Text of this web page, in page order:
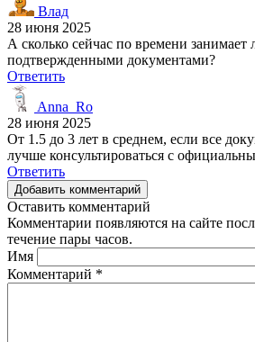
Влад
28 июня 2025
А сколько сейчас по времени занимает
подтвержденными документами?
Ответить
Anna_Ro
28 июня 2025
От 1.5 до 3 лет в среднем, если все
лучше консультироваться с
Ответить
Добавить комментарий
Оставить комментарий
Комментарии появляются на сайте
течение пары часов.
Имя
Комментарий *